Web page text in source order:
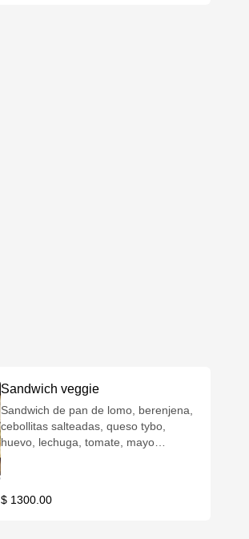
Sandwich veggie
Sandwich de pan de lomo, berenjena,
cebollitas salteadas, queso tybo,
huevo, lechuga, tomate, mayo
$ 1300.00